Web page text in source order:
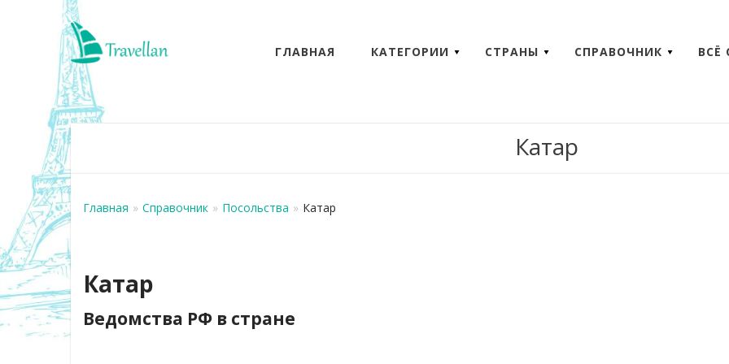
ГЛАВНАЯ КАТЕГОРИИ СТРАНЫ СПРАВОЧНИК ВСЁ
Катар
Главная » Справочник » Посольства » Катар
Катар
Ведомства РФ в стране